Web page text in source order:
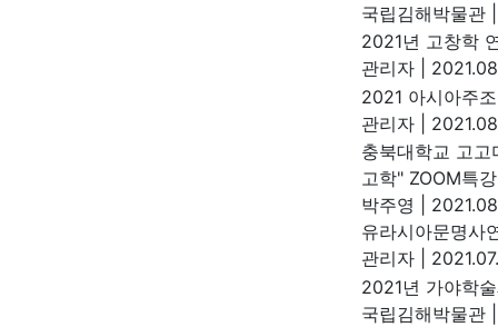
국립김해박물관
2021년 고창학
관리자
2021 아시아주
관리자
충북대학교 고
고학" ZOOM특
박주영
유라시아문명사
관리자
2021년 가야학
국립김해박물관